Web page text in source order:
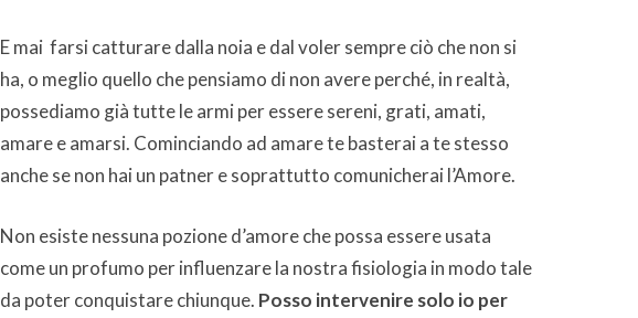
E mai farsi catturare dalla noia e dal voler sempre ciò che non si
ha, o meglio quello che pensiamo di non avere perché, in realtà,
possediamo già tutte le armi per essere sereni, grati, amati,
amare e amarsi. Cominciando ad amare te basterai a te stesso
anche se non hai un patner e soprattutto comunicherai l’Amore.
Non esiste nessuna pozione d’amore che possa essere usata
come un profumo per influenzare la nostra fisiologia in modo tale
da poter conquistare chiunque. Posso intervenire solo io per